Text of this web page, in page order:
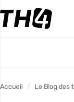
Accueil Le Blog des